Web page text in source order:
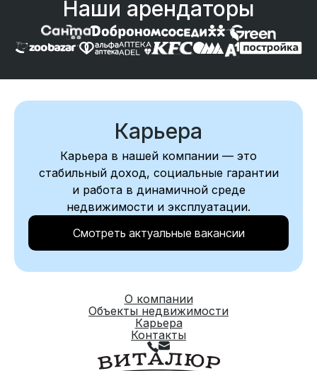
Наши арендаторы
Карьера
Карьера в нашей компании — это
стабильный доход, социальные гарантии
и работа в динамичной среде
недвижимости и эксплуатации.
Смотреть актуальные вакансии
О компании
Объекты недвижимости
Карьера
Контакты